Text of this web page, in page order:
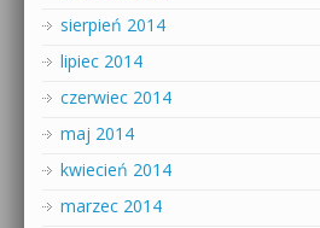
sierpień 2014
lipiec 2014
czerwiec 2014
maj 2014
kwiecień 2014
marzec 2014